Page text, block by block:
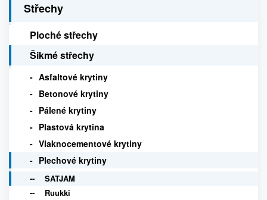
Střechy
Ploché střechy
Šikmé střechy
Asfaltové krytiny
Betonové krytiny
Pálené krytiny
Plastová krytina
Vlaknocementové krytiny
Plechové krytiny
SATJAM
Ruukki